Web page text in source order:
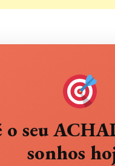
o seu
sonhos